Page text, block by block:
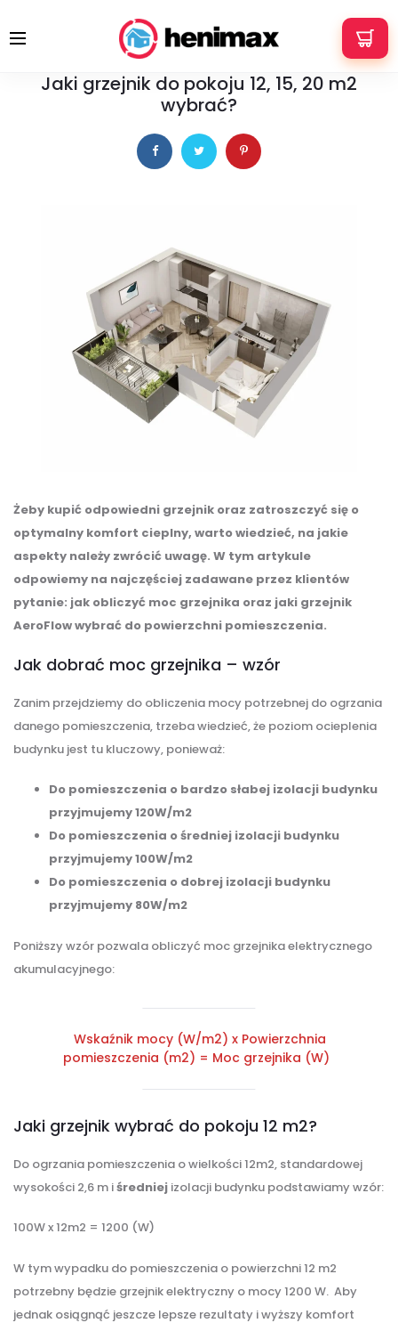
4 kwietnia 2024
Jaki grzejnik do pokoju 12, 15, 20 m2
wybrać?
Żeby kupić odpowiedni grzejnik oraz zatroszczyć się o
optymalny komfort cieplny, warto wiedzieć, na jakie
aspekty należy zwrócić uwagę. W tym artykule
odpowiemy na najczęściej zadawane przez klientów
pytanie: jak obliczyć moc grzejnika oraz jaki grzejnik
AeroFlow wybrać do powierzchni pomieszczenia.
Jak dobrać moc grzejnika – wzór
Zanim przejdziemy do obliczenia mocy potrzebnej do ogrzania
danego pomieszczenia, trzeba wiedzieć, że poziom ocieplenia
budynku jest tu kluczowy, ponieważ:
Do pomieszczenia o bardzo słabej izolacji budynku
przyjmujemy 120W/m2
Do pomieszczenia o średniej izolacji budynku
przyjmujemy 100W/m2
Do pomieszczenia o dobrej izolacji budynku
przyjmujemy 80W/m2
Poniższy wzór pozwala obliczyć moc grzejnika elektrycznego
akumulacyjnego:
Wskaźnik mocy (W/m2) x Powierzchnia
pomieszczenia (m2) = Moc grzejnika (W)
Jaki grzejnik wybrać do pokoju 12 m2?
Do ogrzania pomieszczenia o wielkości 12m2, standardowej
wysokości 2,6 m iśredniej izolacji budynku podstawiamy wzór:
100W x 12m2 = 1200 (W)
W tym wypadku do pomieszczenia o powierzchni 12 m2
potrzebny będzie grzejnik elektryczny o mocy 1200 W. Aby
jednak osiągnąć jeszcze lepsze rezultaty i wyższy komfort